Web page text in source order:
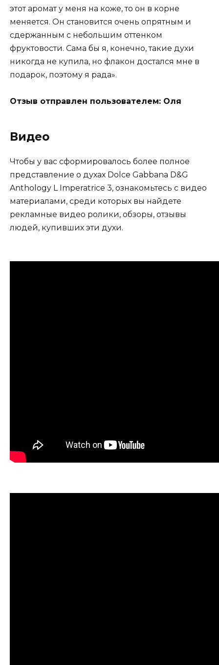
этот аромат у меня на коже, то он в корне
меняется. Он становится очень опрятным и
сдержанным с небольшим оттенком
фруктовости. Сама бы я, конечно, такие духи
никогда не купила, но флакон достался мне в
подарок, поэтому я рада».
Отзыв отправлен пользователем: Оля
Видео
Чтобы у вас сформировалось более полное
представление о духах Dolce Gabbana D&G
Anthology L Imperatrice 3, ознакомьтесь с видео
материалами, среди которых вы найдете
рекламные видео ролики, обзоры, отзывы
людей, купивших эти духи.